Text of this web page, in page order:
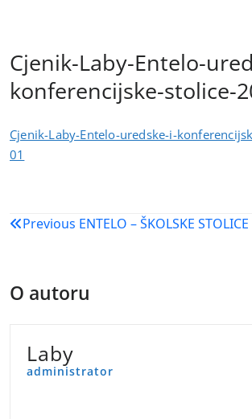
Cjenik-Laby-Entelo-
konferencijske-stolice-
Cjenik-Laby-Entelo-uredske-i-
01
Navigacija
Previous ENTELO – ŠKOLSKE STOLICE
O autoru
Laby
administrator